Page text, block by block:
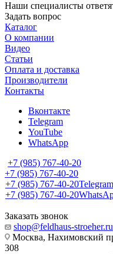
Наши специалисты
Задать вопрос
Каталог
О компании
Видео
Статьи
Оплата и доставка
Производители
Контакты
Вконтакте
Telegram
YouTube
WhatsApp
+7 (985) 767-40-20
+7 (985) 767-40-20
+7 (985) 767-40-20Telegram
+7 (985) 767-40-20
Заказать звонок
shop@feldhaus-stroeher.ru
Москва, Нахимовский
308